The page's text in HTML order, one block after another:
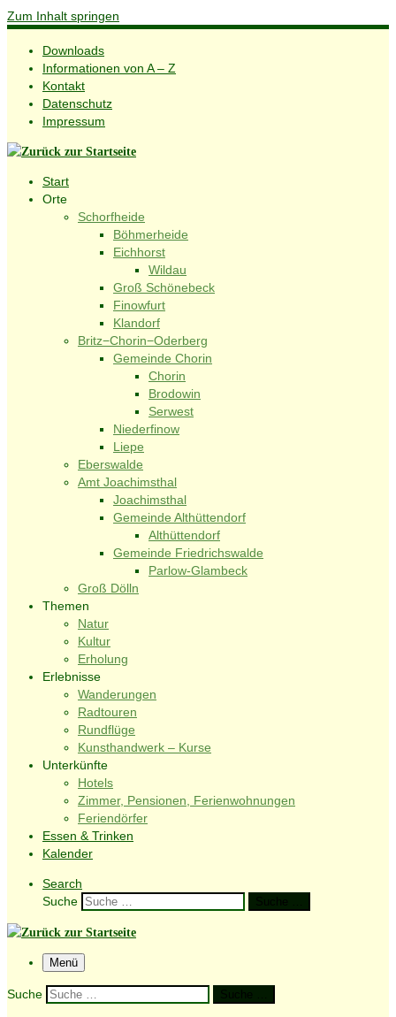
Zum Inhalt springen
Downloads
Informationen von A – Z
Kontakt
Datenschutz
Impressum
Start
Orte
Schorfheide
Böhmerheide
Eichhorst
Wildau
Groß Schönebeck
Finowfurt
Klandorf
Britz−Chorin−Oderberg
Gemeinde Chorin
Chorin
Brodowin
Serwest
Niederfinow
Liepe
Eberswalde
Amt Joachimsthal
Joachimsthal
Gemeinde Althüttendorf
Althüttendorf
Gemeinde Friedrichswalde
Parlow-Glambeck
Groß Dölln
Themen
Natur
Kultur
Erholung
Erlebnisse
Wanderungen
Radtouren
Rundflüge
Kunsthandwerk – Kurse
Unterkünfte
Hotels
Zimmer, Pensionen, Ferienwohnungen
Feriendörfer
Essen & Trinken
Kalender
Search
Suche
Suche …
Menü
Suche Suche …